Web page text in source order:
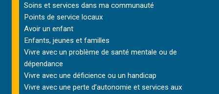
Soins et services dans ma communauté
Points de service locaux
Avoir un enfant
Enfants, jeunes et familles
Vivre avec un problème de santé mentale ou de
dépendance
Vivre avec une déficience ou un handicap
Vivre avec une perte d’autonomie et services aux